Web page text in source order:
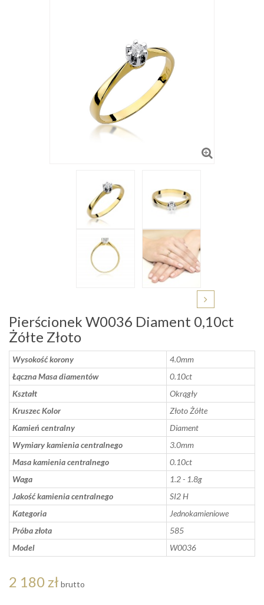
Pierścionek W0036 Diament 0,10ct
Żółte Złoto
Wysokość korony
4.0mm
Łączna Masa diamentów
0.10ct
Kształt
Okrągły
Kruszec Kolor
Złoto Żółte
Kamień centralny
Diament
Wymiary kamienia centralnego
3.0mm
Masa kamienia centralnego
0.10ct
Waga
1.2 - 1.8g
Jakość kamienia centralnego
SI2 H
Kategoria
Jednokamieniowe
Próba złota
585
Model
W0036
2 180 zł brutto